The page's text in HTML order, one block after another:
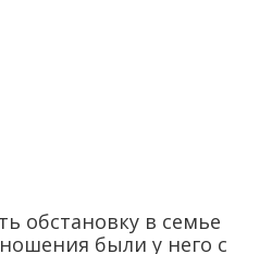
обстановку в семье
были у него с